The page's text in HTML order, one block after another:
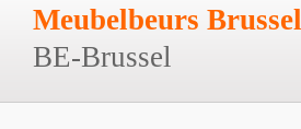
Meubelbeurs Brussel
BE-Brussel